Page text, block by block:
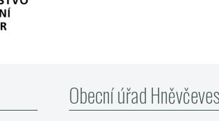
Obecní úřad Hněvčeves